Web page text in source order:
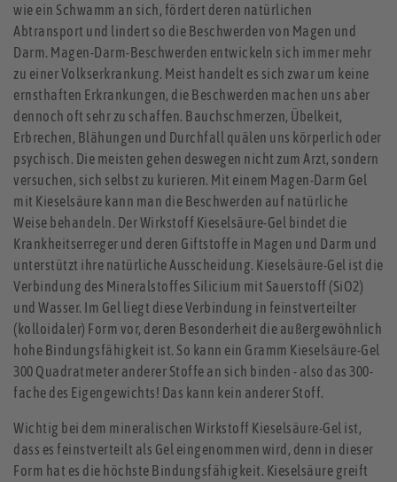
wie ein Schwamm an sich, fördert deren natürlichen
Abtransport und lindert so die Beschwerden von Magen und
Darm. Magen-Darm-Beschwerden entwickeln sich immer mehr
zu einer Volkserkrankung. Meist handelt es sich zwar um keine
ernsthaften Erkrankungen, die Beschwerden machen uns aber
dennoch oft sehr zu schaffen. Bauchschmerzen, Übelkeit,
Erbrechen, Blähungen und Durchfall quälen uns körperlich oder
psychisch. Die meisten gehen deswegen nicht zum Arzt, sondern
versuchen, sich selbst zu kurieren. Mit einem Magen-Darm Gel
mit Kieselsäure kann man die Beschwerden auf natürliche
Weise behandeln. Der Wirkstoff Kieselsäure-Gel bindet die
Krankheitserreger und deren Giftstoffe in Magen und Darm und
unterstützt ihre natürliche Ausscheidung. Kieselsäure-Gel ist die
Verbindung des Mineralstoffes Silicium mit Sauerstoff (SiO2)
und Wasser. Im Gel liegt diese Verbindung in feinstverteilter
(kolloidaler) Form vor, deren Besonderheit die außergewöhnlich
hohe Bindungsfähigkeit ist. So kann ein Gramm Kieselsäure-Gel
300 Quadratmeter anderer Stoffe an sich binden - also das 300-
fache des Eigengewichts! Das kann kein anderer Stoff.
Wichtig bei dem mineralischen Wirkstoff Kieselsäure-Gel ist,
dass es feinstverteilt als Gel eingenommen wird, denn in dieser
Form hat es die höchste Bindungsfähigkeit. Kieselsäure greift